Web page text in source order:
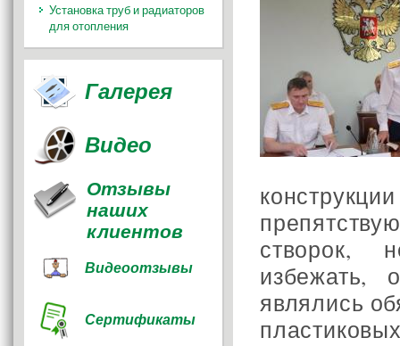
створок,
избежать,
являлись
Установка труб и радиаторов
для отопления
Галерея
Видео
Отзывы
наших
клиентов
Видеоотзывы
Сертификаты